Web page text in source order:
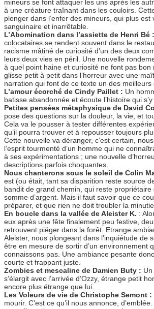
mineurs se font attaquer les uns après les
à une créature traînant dans les couloirs.
plonger dans l’enfer des mineurs, qui plus est
sanguinaire et inarrêtable.
L’Abomination dans l’assiette de Henri Bé :
colocataires se rendent souvent dans le
racisme mâtiné de curiosité d’un des deux
leurs deux vies en péril. Une nouvelle
à quel point haine et curiosité ne font pas bon
glisse petit à petit dans l’horreur avec une
narration qui font de ce texte un des meilleurs
L’amour écorché de Cindy Paillet : Un
batisse abandonnée et écoute l’histoire qui
Petites pensées métaphysique de David
pose des questions sur la douleur, la vie, et
Cela va le pousser à tester différentes
qu’il pourra trouver et à repousser toujours
Cette nouvelle va déranger, c’est certain,
l’esprit tourmenté d’un homme qui ne
à ses expérimentations ; une nouvelle
descriptions parfois choquantes.
Nous chanterons sous le soleil de Colin
est (ou était, tant sa disparition reste source
bandit de grand chemin, qui reste propriétaire
somme d’argent. Mais il faut savoir que ce
préparer, et que rien ne doit troubler la
En boucle dans la vallée de Aleister K. :
eux après une fête finalement peu festive,
retrouvent piéger dans la forêt. Etrange
Aleister, nous plongeant dans l’inquiétude de
être en mesure de sortir d’un environnement
connaissons pas. Une ambiance pesante
courte et frappant juste.
Zombies et mescaline de Damien Buty :
s’élargit avec l’arrivée d’Ozzy, étrange petit
encore plus étrange que lui.
Les Voleurs de vie de Christophe Semont :
mourir. C’est ce qu’il nous annonce,